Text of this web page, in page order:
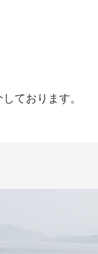
ております。